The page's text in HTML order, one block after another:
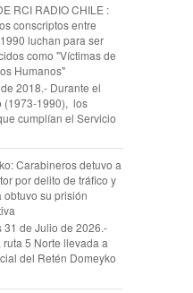
RCI RADIO CHILE :
conscriptos entre
luchan para ser
como "Víctimas de
Humanos"
2018.- Durante el
(1973-1990), los
cumplían el Servicio
Carabineros detuvo a
por delito de tráfico y
obtuvo su prisión
31 de Julio de 2026.-
5 Norte llevada a
del Retén Domeyko